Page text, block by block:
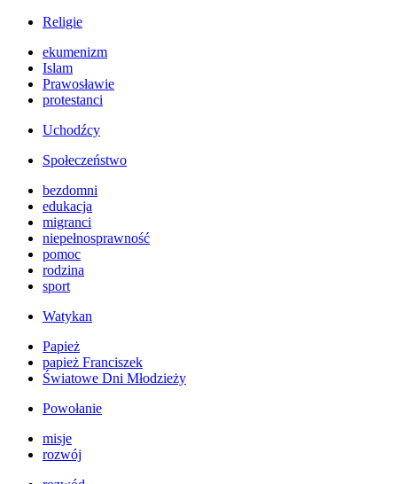
Religie
ekumenizm
Islam
Prawosławie
protestanci
Uchodźcy
Społeczeństwo
bezdomni
edukacja
migranci
niepełnosprawność
pomoc
rodzina
sport
Watykan
Papież
papież Franciszek
Światowe Dni Młodzieży
Powołanie
misje
rozwój